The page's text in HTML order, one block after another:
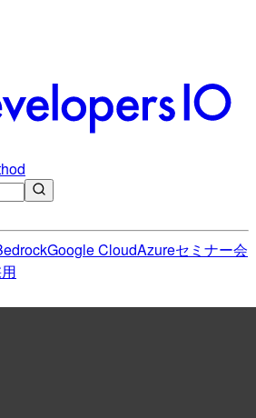
Google CloudAzureセミナー会